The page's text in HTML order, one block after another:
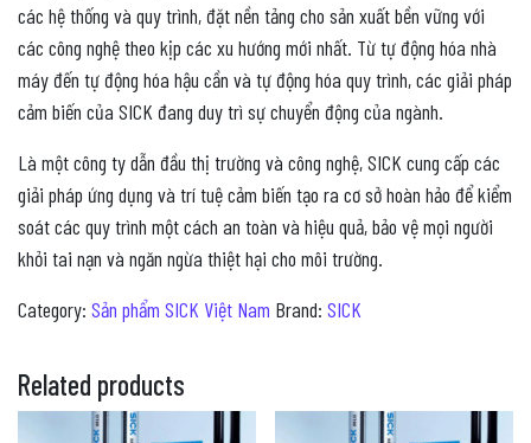
các hệ thống và quy trình, đặt nền tảng cho sản xuất bền vững với
các công nghệ theo kịp các xu hướng mới nhất. Từ tự động hóa nhà
máy đến tự động hóa hậu cần và tự động hóa quy trình, các giải pháp
cảm biến của SICK đang duy trì sự chuyển động của ngành.
Là một công ty dẫn đầu thị trường và công nghệ, SICK cung cấp các
giải pháp ứng dụng và trí tuệ cảm biến tạo ra cơ sở hoàn hảo để kiểm
soát các quy trình một cách an toàn và hiệu quả, bảo vệ mọi người
khỏi tai nạn và ngăn ngừa thiệt hại cho môi trường.
Category: Sản phẩm SICK Việt Nam Brand: SICK
Related products